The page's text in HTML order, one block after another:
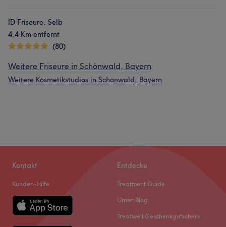
ID Friseure, Selb
4,4 Km entfernt
(80)
Weitere Friseure in Schönwald, Bayern
Weitere Kosmetikstudios in Schönwald, Bayern
Kontakt
Kunden-Hilfe
Entdecke
Treatment Guide
Unser Blog
Treatwell Geschenkgutschein